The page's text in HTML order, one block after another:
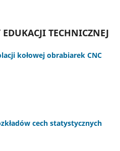
TECHNICZNEJ
kołowej obrabiarek CNC
cech statystycznych